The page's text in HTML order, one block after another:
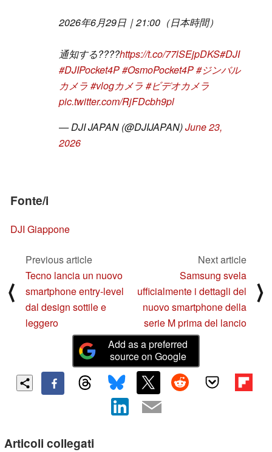
2026年6月29日｜21:00（日本時間）
通知する????https://t.co/77lSEjpDKS#DJI
#DJIPocket4P#OsmoPocket4P#ジンバル
カメラ #vlogカメラ #ビデオカメラ
pic.twitter.com/RjFDcbh9pl
— DJI JAPAN (@DJIJAPAN)June 23,
2026
Fonte/i
DJI Giappone
⟨
Previous article
Tecno lancia un nuovo
smartphone entry-level
dal design sottile e
leggero
Next article
Samsung svela
ufficialmente i dettagli del
nuovo smartphone della
serie M prima del lancio
⟩
Add as a preferred
source on Google
Articoli collegati